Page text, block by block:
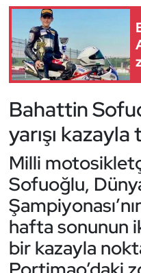
Bahattin
yarışı
Milli
Sofuoğlu,
hafta sonunun
bir kazayla
E-Spor
Eskrim
Futbol
Futsal
Genel
Golf
Güreş